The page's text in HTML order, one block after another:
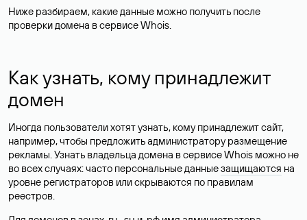
Ниже разбираем, какие данные можно получить после
проверки домена в сервисе Whois.
Как узнать, кому принадлежит
домен
Иногда пользователи хотят узнать, кому принадлежит сайт,
например, чтобы предложить администратору размещение
рекламы. Узнать владельца домена в сервисе Whois можно не
во всех случаях: часто персональные данныезащищаются на
уровне регистраторов или скрываются по правилам
реестров.